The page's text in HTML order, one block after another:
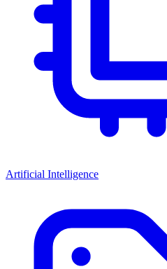
Artificial Intelligence